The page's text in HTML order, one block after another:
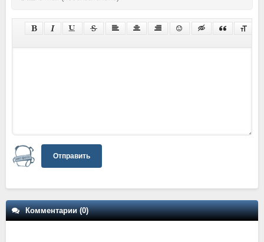
Отправить
Комментарии (0)